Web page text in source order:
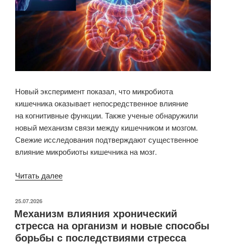
Новый эксперимент показал, что микробиота
кишечника оказывает непосредственное влияние
на когнитивные функции. Также ученые обнаружили
новый механизм связи между кишечником и мозгом.
Свежие исследования подтверждают существенное
влияние микробиоты кишечника на мозг.
Читать далее«Свежие
микробиоты
на мозг
и MIND-
ОПУБЛИКОВАНО
25.07.2026
Механизм влияния хронический
стресса на организм и новые способы
борьбы с последствиями стресса